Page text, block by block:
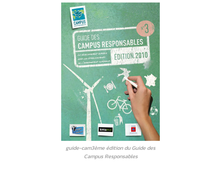
guide-cam3ème édition du Guide des
Campus Responsables